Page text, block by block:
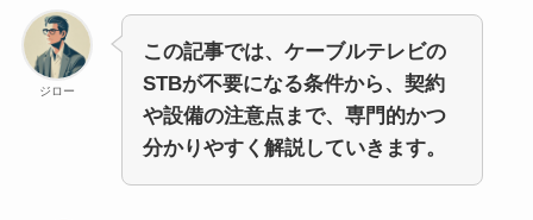
ジロー
この記事では、ケーブルテレビの
STBが不要になる条件から、契約
や設備の注意点まで、専門的かつ
分かりやすく解説していきます。